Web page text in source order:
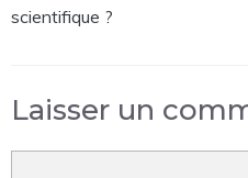
scientifique ?
Laisser un